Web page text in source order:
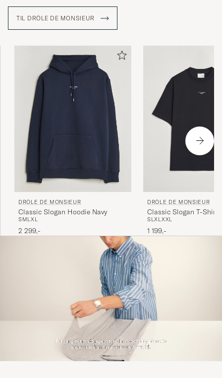
TIL DRÔLE DE MONSIEUR
DRÔLE DE MONSIEUR
Classic Slogan Hoodie Navy
SMLXL
2 299,-
DRÔLE DE MONSIEUR
Classic Slogan T-Shirt
SLXLXXL
1 199,-